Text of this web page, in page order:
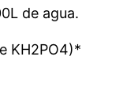
de agua.
KH2PO4)*